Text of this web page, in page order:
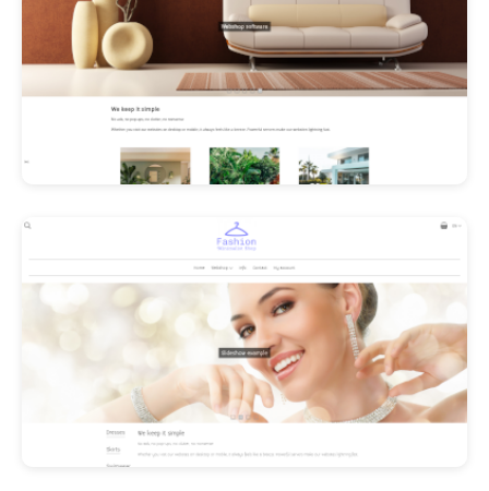
Les Promos!
Polishangel Belgium